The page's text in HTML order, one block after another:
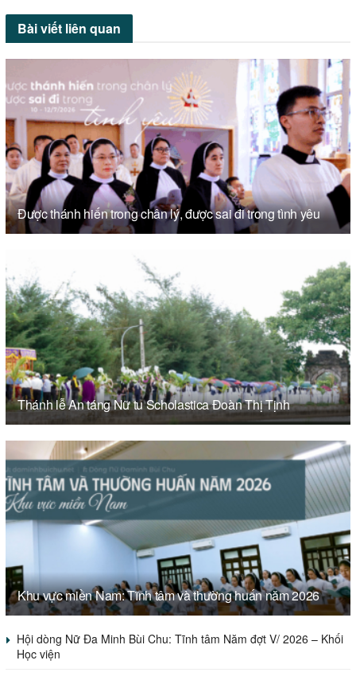
Bài viết liên quan
Được thánh hiến trong chân lý, được sai đi trong tình yêu
Thánh lễ An táng Nữ tu Scholastica Đoàn Thị Tịnh
Khu vực miền Nam: Tĩnh tâm và thường huấn năm 2026
Hội dòng Nữ Đa Minh Bùi Chu: Tĩnh tâm Năm đợt V/ 2026 – Khối
Học viện